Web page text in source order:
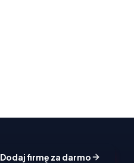
Dodaj firmę za darmo